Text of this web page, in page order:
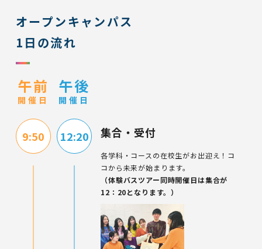
オープンキャンパス
1日の流れ
午前
開催日
午後
開催日
9:50 12:20 集合・受付
各学科・コースの在校生がお出迎え！ コ
コから未来が始まります。
（体験バスツアー同時開催日は集合が
12：20となります。）